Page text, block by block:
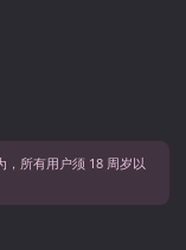
，所有用户须 18 周岁以